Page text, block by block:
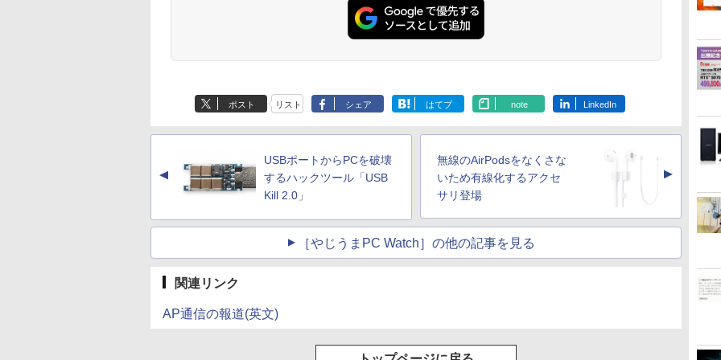
36時間再生 ぶるーと
ゅーす コードレス
ENCノイズキャンセ
グ Type-C充電 マイ
勤/通学/WEB会議(ホ
ワイト)
産 500ミリリットル
ポスト リスト シェア はてブ note LinkedIn
▲
USBポートからPCを破壊
するハックツール「USB
Kill 2.0」
無線のAirPodsをなくさな
いため有線化するアクセ
サリ登場
▲
［やじうまPC Watch］の他の記事を見る
関連リンク
AP通信の報道(英文)